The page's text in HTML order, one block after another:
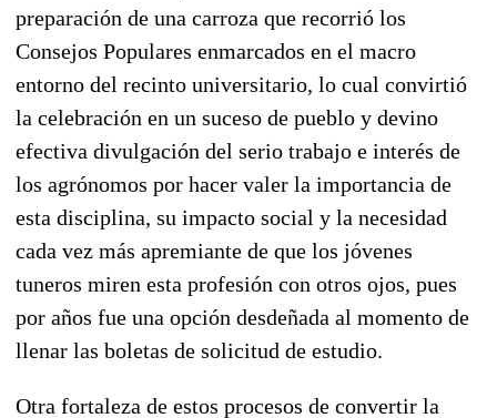
preparación de una carroza que recorrió los
Consejos Populares enmarcados en el macro
entorno del recinto universitario, lo cual convirtió
la celebración en un suceso de pueblo y devino
efectiva divulgación del serio trabajo e interés de
los agrónomos por hacer valer la importancia de
esta disciplina, su impacto social y la necesidad
cada vez más apremiante de que los jóvenes
tuneros miren esta profesión con otros ojos, pues
por años fue una opción desdeñada al momento de
llenar las boletas de solicitud de estudio.
Otra fortaleza de estos procesos de convertir la